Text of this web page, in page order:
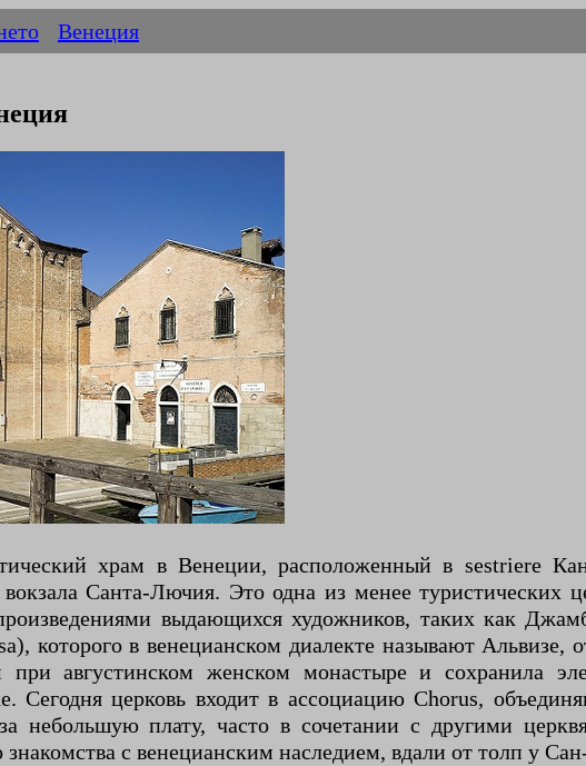
Венеция
храм в Венеции, расположенный в sestriere
Санта-Лючия. Это одна из менее туристических
выдающихся художников, таких как
которого в венецианском диалекте называют
августинском женском монастыре и сохранила
Сегодня церковь входит в ассоциацию Chorus,
небольшую плату, часто в сочетании с другими
с венецианским наследием, вдали от толп у